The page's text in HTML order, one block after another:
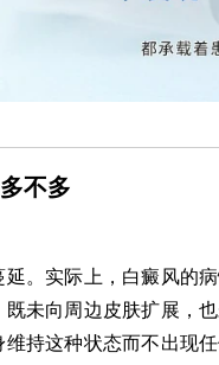
不多
。实际上，白癜风的
未向周边皮肤扩展，也
持这种状态而不出现